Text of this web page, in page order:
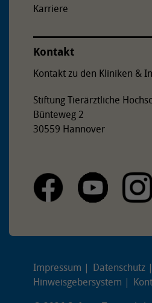
Karriere
Kontakt
Kontakt zu den Kliniken &
Stiftung Tierärztliche
Bünteweg 2
30559 Hannover
Impressum Datenschutz
Hinweisgebersystem